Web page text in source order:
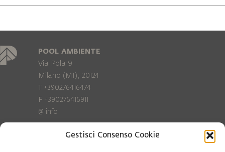
Gestisci Consenso Cookie
POOL AMBIENTE
Via Pola 9
Milano (MI), 20124
T +390276416474
F +390276416911
@ info
Privacy Policy